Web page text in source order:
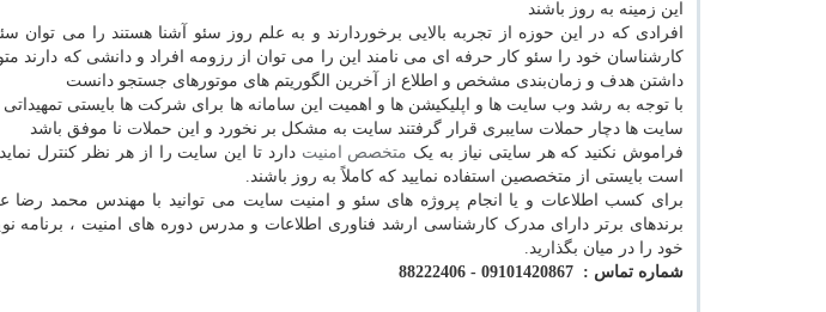
این زمینه به روز باشند
افرادی که در این حوزه از تجربه بالایی برخوردارند و به علم روز سئو آشنا هستند را می توان
کارشناسان خود را سئو کار حرفه ای می نامند این را می توان از رزومه افراد و دانشی که دارند
داشتن هدف و زمان‌بندی مشخص و اطلاع از آخرین الگوریتم های موتورهای جستجو دانست
با توجه به رشد وب سایت ها و اپلیکیشن ها و اهمیت این سامانه ها برای شرکت ها بایستی
سایت ها دچار حملات سایبری قرار گرفتند سایت به مشکل بر نخورد و این حملات نا موفق باشد
فراموش نکنید که هر سایتی نیاز به یک متخصص امنیت دارد تا این سایت را از هر نظر کنترل
است بایستی از متخصصین استفاده نمایید که کاملاً به روز باشند.
برای کسب اطلاعات و یا انجام پروژه های سئو و امنیت سایت می توانید با مهندس محمد
برندهای برتر دارای مدرک کارشناسی ارشد فناوری اطلاعات و مدرس دوره های امنیت ،
خود را در میان بگذارید.
شماره تماس : 09101420867 - 88222406